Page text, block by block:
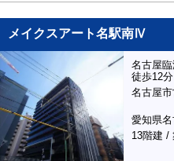
メイクスアート名駅南Ⅳ
名古屋
徒歩12分
名古屋
愛知県
13階建 /